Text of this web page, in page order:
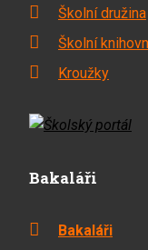
Školní družina
Školní
Kroužky
Bakaláři
Bakaláři